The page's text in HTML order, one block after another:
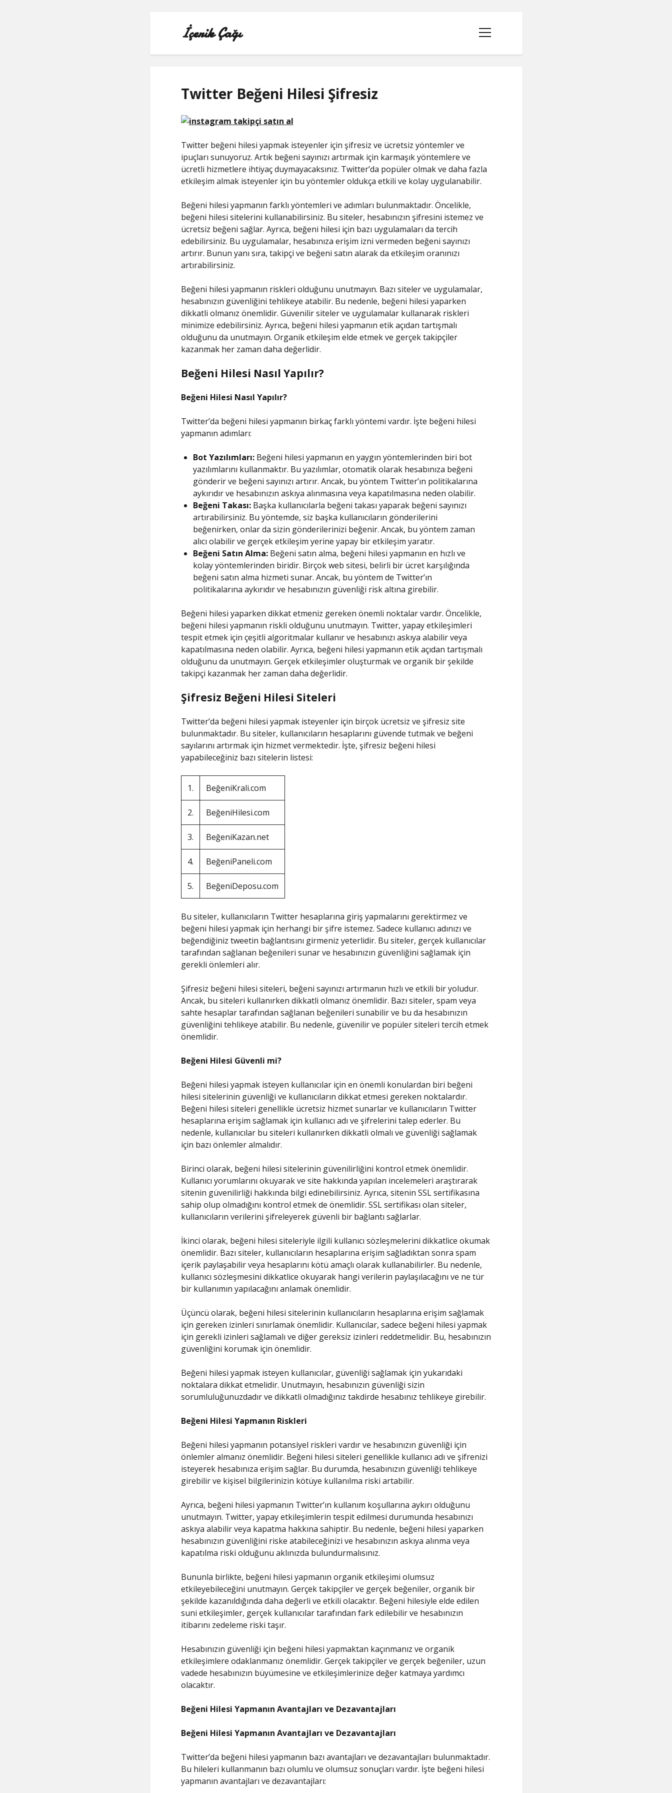
İçerik Çağı
menüyü
aç
SAYFA LISTESI
TWITTER BEĞENI HILESI ŞIFRESIZ
TWITTER PROFIL FOTO
Twitter Beğeni Hilesi Şifresiz
Twitter beğeni hilesi yapmak isteyenler için şifresiz ve ücretsiz yöntemler ve
ipuçları sunuyoruz. Artık beğeni sayınızı artırmak için karmaşık yöntemlere ve
ücretli hizmetlere ihtiyaç duymayacaksınız. Twitter’da popüler olmak ve daha fazla
etkileşim almak isteyenler için bu yöntemler oldukça etkili ve kolay uygulanabilir.
Beğeni hilesi yapmanın farklı yöntemleri ve adımları bulunmaktadır. Öncelikle,
beğeni hilesi sitelerini kullanabilirsiniz. Bu siteler, hesabınızın şifresini istemez ve
ücretsiz beğeni sağlar. Ayrıca, beğeni hilesi için bazı uygulamaları da tercih
edebilirsiniz. Bu uygulamalar, hesabınıza erişim izni vermeden beğeni sayınızı
artırır. Bunun yanı sıra, takipçi ve beğeni satın alarak da etkileşim oranınızı
artırabilirsiniz.
Beğeni hilesi yapmanın riskleri olduğunu unutmayın. Bazı siteler ve uygulamalar,
hesabınızın güvenliğini tehlikeye atabilir. Bu nedenle, beğeni hilesi yaparken
dikkatli olmanız önemlidir. Güvenilir siteler ve uygulamalar kullanarak riskleri
minimize edebilirsiniz. Ayrıca, beğeni hilesi yapmanın etik açıdan tartışmalı
olduğunu da unutmayın. Organik etkileşim elde etmek ve gerçek takipçiler
kazanmak her zaman daha değerlidir.
Beğeni Hilesi Nasıl Yapılır?
Beğeni Hilesi Nasıl Yapılır?
Twitter’da beğeni hilesi yapmanın birkaç farklı yöntemi vardır. İşte beğeni hilesi
yapmanın adımları:
Bot Yazılımları:Beğeni hilesi yapmanın en yaygın yöntemlerinden biri bot
yazılımlarını kullanmaktır. Bu yazılımlar, otomatik olarak hesabınıza beğeni
gönderir ve beğeni sayınızı artırır. Ancak, bu yöntem Twitter’ın politikalarına
aykırıdır ve hesabınızın askıya alınmasına veya kapatılmasına neden olabilir.
Beğeni Takası:Başka kullanıcılarla beğeni takası yaparak beğeni sayınızı
artırabilirsiniz. Bu yöntemde, siz başka kullanıcıların gönderilerini
beğenirken, onlar da sizin gönderilerinizi beğenir. Ancak, bu yöntem zaman
alıcı olabilir ve gerçek etkileşim yerine yapay bir etkileşim yaratır.
Beğeni Satın Alma:Beğeni satın alma, beğeni hilesi yapmanın en hızlı ve
kolay yöntemlerinden biridir. Birçok web sitesi, belirli bir ücret karşılığında
beğeni satın alma hizmeti sunar. Ancak, bu yöntem de Twitter’ın
politikalarına aykırıdır ve hesabınızın güvenliği risk altına girebilir.
Beğeni hilesi yaparken dikkat etmeniz gereken önemli noktalar vardır. Öncelikle,
beğeni hilesi yapmanın riskli olduğunu unutmayın. Twitter, yapay etkileşimleri
tespit etmek için çeşitli algoritmalar kullanır ve hesabınızı askıya alabilir veya
kapatılmasına neden olabilir. Ayrıca, beğeni hilesi yapmanın etik açıdan tartışmalı
olduğunu da unutmayın. Gerçek etkileşimler oluşturmak ve organik bir şekilde
takipçi kazanmak her zaman daha değerlidir.
Şifresiz Beğeni Hilesi Siteleri
Twitter’da beğeni hilesi yapmak isteyenler için birçok ücretsiz ve şifresiz site
bulunmaktadır. Bu siteler, kullanıcıların hesaplarını güvende tutmak ve beğeni
sayılarını artırmak için hizmet vermektedir. İşte, şifresiz beğeni hilesi
yapabileceğiniz bazı sitelerin listesi:
1. BeğeniKrali.com
2. BeğeniHilesi.com
3. BeğeniKazan.net
4. BeğeniPaneli.com
5. BeğeniDeposu.com
Bu siteler, kullanıcıların Twitter hesaplarına giriş yapmalarını gerektirmez ve
beğeni hilesi yapmak için herhangi bir şifre istemez. Sadece kullanıcı adınızı ve
beğendiğiniz tweetin bağlantısını girmeniz yeterlidir. Bu siteler, gerçek kullanıcılar
tarafından sağlanan beğenileri sunar ve hesabınızın güvenliğini sağlamak için
gerekli önlemleri alır.
Şifresiz beğeni hilesi siteleri, beğeni sayınızı artırmanın hızlı ve etkili bir yoludur.
Ancak, bu siteleri kullanırken dikkatli olmanız önemlidir. Bazı siteler, spam veya
sahte hesaplar tarafından sağlanan beğenileri sunabilir ve bu da hesabınızın
güvenliğini tehlikeye atabilir. Bu nedenle, güvenilir ve popüler siteleri tercih etmek
önemlidir.
Beğeni Hilesi Güvenli mi?
Beğeni hilesi yapmak isteyen kullanıcılar için en önemli konulardan biri beğeni
hilesi sitelerinin güvenliği ve kullanıcıların dikkat etmesi gereken noktalardır.
Beğeni hilesi siteleri genellikle ücretsiz hizmet sunarlar ve kullanıcıların Twitter
hesaplarına erişim sağlamak için kullanıcı adı ve şifrelerini talep ederler. Bu
nedenle, kullanıcılar bu siteleri kullanırken dikkatli olmalı ve güvenliği sağlamak
için bazı önlemler almalıdır.
Birinci olarak, beğeni hilesi sitelerinin güvenilirliğini kontrol etmek önemlidir.
Kullanıcı yorumlarını okuyarak ve site hakkında yapılan incelemeleri araştırarak
sitenin güvenilirliği hakkında bilgi edinebilirsiniz. Ayrıca, sitenin SSL sertifikasına
sahip olup olmadığını kontrol etmek de önemlidir. SSL sertifikası olan siteler,
kullanıcıların verilerini şifreleyerek güvenli bir bağlantı sağlarlar.
İkinci olarak, beğeni hilesi siteleriyle ilgili kullanıcı sözleşmelerini dikkatlice okumak
önemlidir. Bazı siteler, kullanıcıların hesaplarına erişim sağladıktan sonra spam
içerik paylaşabilir veya hesaplarını kötü amaçlı olarak kullanabilirler. Bu nedenle,
kullanıcı sözleşmesini dikkatlice okuyarak hangi verilerin paylaşılacağını ve ne tür
bir kullanımın yapılacağını anlamak önemlidir.
Üçüncü olarak, beğeni hilesi sitelerinin kullanıcıların hesaplarına erişim sağlamak
için gereken izinleri sınırlamak önemlidir. Kullanıcılar, sadece beğeni hilesi yapmak
için gerekli izinleri sağlamalı ve diğer gereksiz izinleri reddetmelidir. Bu, hesabınızın
güvenliğini korumak için önemlidir.
Beğeni hilesi yapmak isteyen kullanıcılar, güvenliği sağlamak için yukarıdaki
noktalara dikkat etmelidir. Unutmayın, hesabınızın güvenliği sizin
sorumluluğunuzdadır ve dikkatli olmadığınız takdirde hesabınız tehlikeye girebilir.
Beğeni Hilesi Yapmanın Riskleri
Beğeni hilesi yapmanın potansiyel riskleri vardır ve hesabınızın güvenliği için
önlemler almanız önemlidir. Beğeni hilesi siteleri genellikle kullanıcı adı ve şifrenizi
isteyerek hesabınıza erişim sağlar. Bu durumda, hesabınızın güvenliği tehlikeye
girebilir ve kişisel bilgilerinizin kötüye kullanılma riski artabilir.
Ayrıca, beğeni hilesi yapmanın Twitter’ın kullanım koşullarına aykırı olduğunu
unutmayın. Twitter, yapay etkileşimlerin tespit edilmesi durumunda hesabınızı
askıya alabilir veya kapatma hakkına sahiptir. Bu nedenle, beğeni hilesi yaparken
hesabınızın güvenliğini riske atabileceğinizi ve hesabınızın askıya alınma veya
kapatılma riski olduğunu aklınızda bulundurmalısınız.
Bununla birlikte, beğeni hilesi yapmanın organik etkileşimi olumsuz
etkileyebileceğini unutmayın. Gerçek takipçiler ve gerçek beğeniler, organik bir
şekilde kazanıldığında daha değerli ve etkili olacaktır. Beğeni hilesiyle elde edilen
suni etkileşimler, gerçek kullanıcılar tarafından fark edilebilir ve hesabınızın
itibarını zedeleme riski taşır.
Hesabınızın güvenliği için beğeni hilesi yapmaktan kaçınmanız ve organik
etkileşimlere odaklanmanız önemlidir. Gerçek takipçiler ve gerçek beğeniler, uzun
vadede hesabınızın büyümesine ve etkileşimlerinize değer katmaya yardımcı
olacaktır.
Beğeni Hilesi Yapmanın Avantajları ve Dezavantajları
Beğeni Hilesi Yapmanın Avantajları ve Dezavantajları
Twitter’da beğeni hilesi yapmanın bazı avantajları ve dezavantajları bulunmaktadır.
Bu hileleri kullanmanın bazı olumlu ve olumsuz sonuçları vardır. İşte beğeni hilesi
yapmanın avantajları ve dezavantajları: